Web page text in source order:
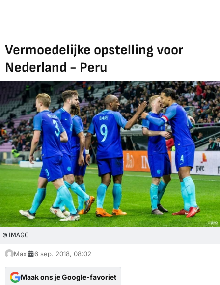
Vermoedelijke opstelling voor
Nederland - Peru
© IMAGO
Max 6 sep. 2018, 08:02
Maak ons je Google-favoriet